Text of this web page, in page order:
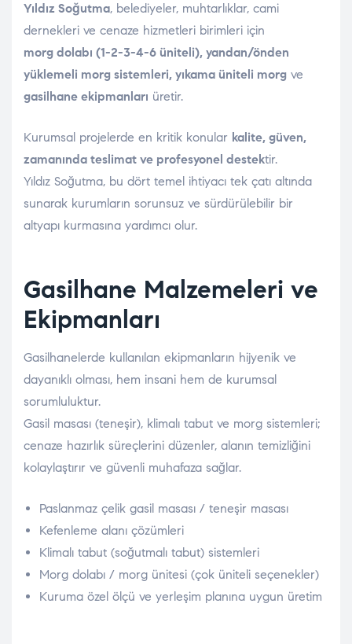
Yıldız Soğutma, belediyeler, muhtarlıklar, cami
dernekleri ve cenaze hizmetleri birimleri için
morg dolabı (1-2-3-4-6 üniteli), yandan/önden
yüklemeli morg sistemleri, yıkama üniteli morg ve
gasilhane ekipmanları üretir.
Kurumsal projelerde en kritik konular kalite, güven,
zamanında teslimat ve profesyonel destektir.
Yıldız Soğutma, bu dört temel ihtiyacı tek çatı altında
sunarak kurumların sorunsuz ve sürdürülebilir bir
altyapı kurmasına yardımcı olur.
Gasilhane Malzemeleri ve
Ekipmanları
Gasilhanelerde kullanılan ekipmanların hijyenik ve
dayanıklı olması, hem insani hem de kurumsal
sorumluluktur.
Gasil masası (teneşir), klimalı tabut ve morg sistemleri;
cenaze hazırlık süreçlerini düzenler, alanın temizliğini
kolaylaştırır ve güvenli muhafaza sağlar.
Paslanmaz çelik gasil masası / teneşir masası
Kefenleme alanı çözümleri
Klimalı tabut (soğutmalı tabut) sistemleri
Morg dolabı / morg ünitesi (çok üniteli seçenekler)
Kuruma özel ölçü ve yerleşim planına uygun üretim